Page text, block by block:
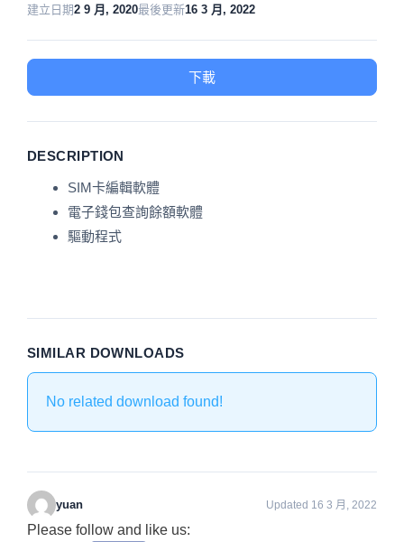
建立日期2 9 月, 2020最後更新16 3 月, 2022
下載
DESCRIPTION
SIM卡編輯軟體
電子錢包查詢餘額軟體
驅動程式
SIMILAR DOWNLOADS
No related download found!
yuan Updated 16 3 月, 2022
Please follow and like us: